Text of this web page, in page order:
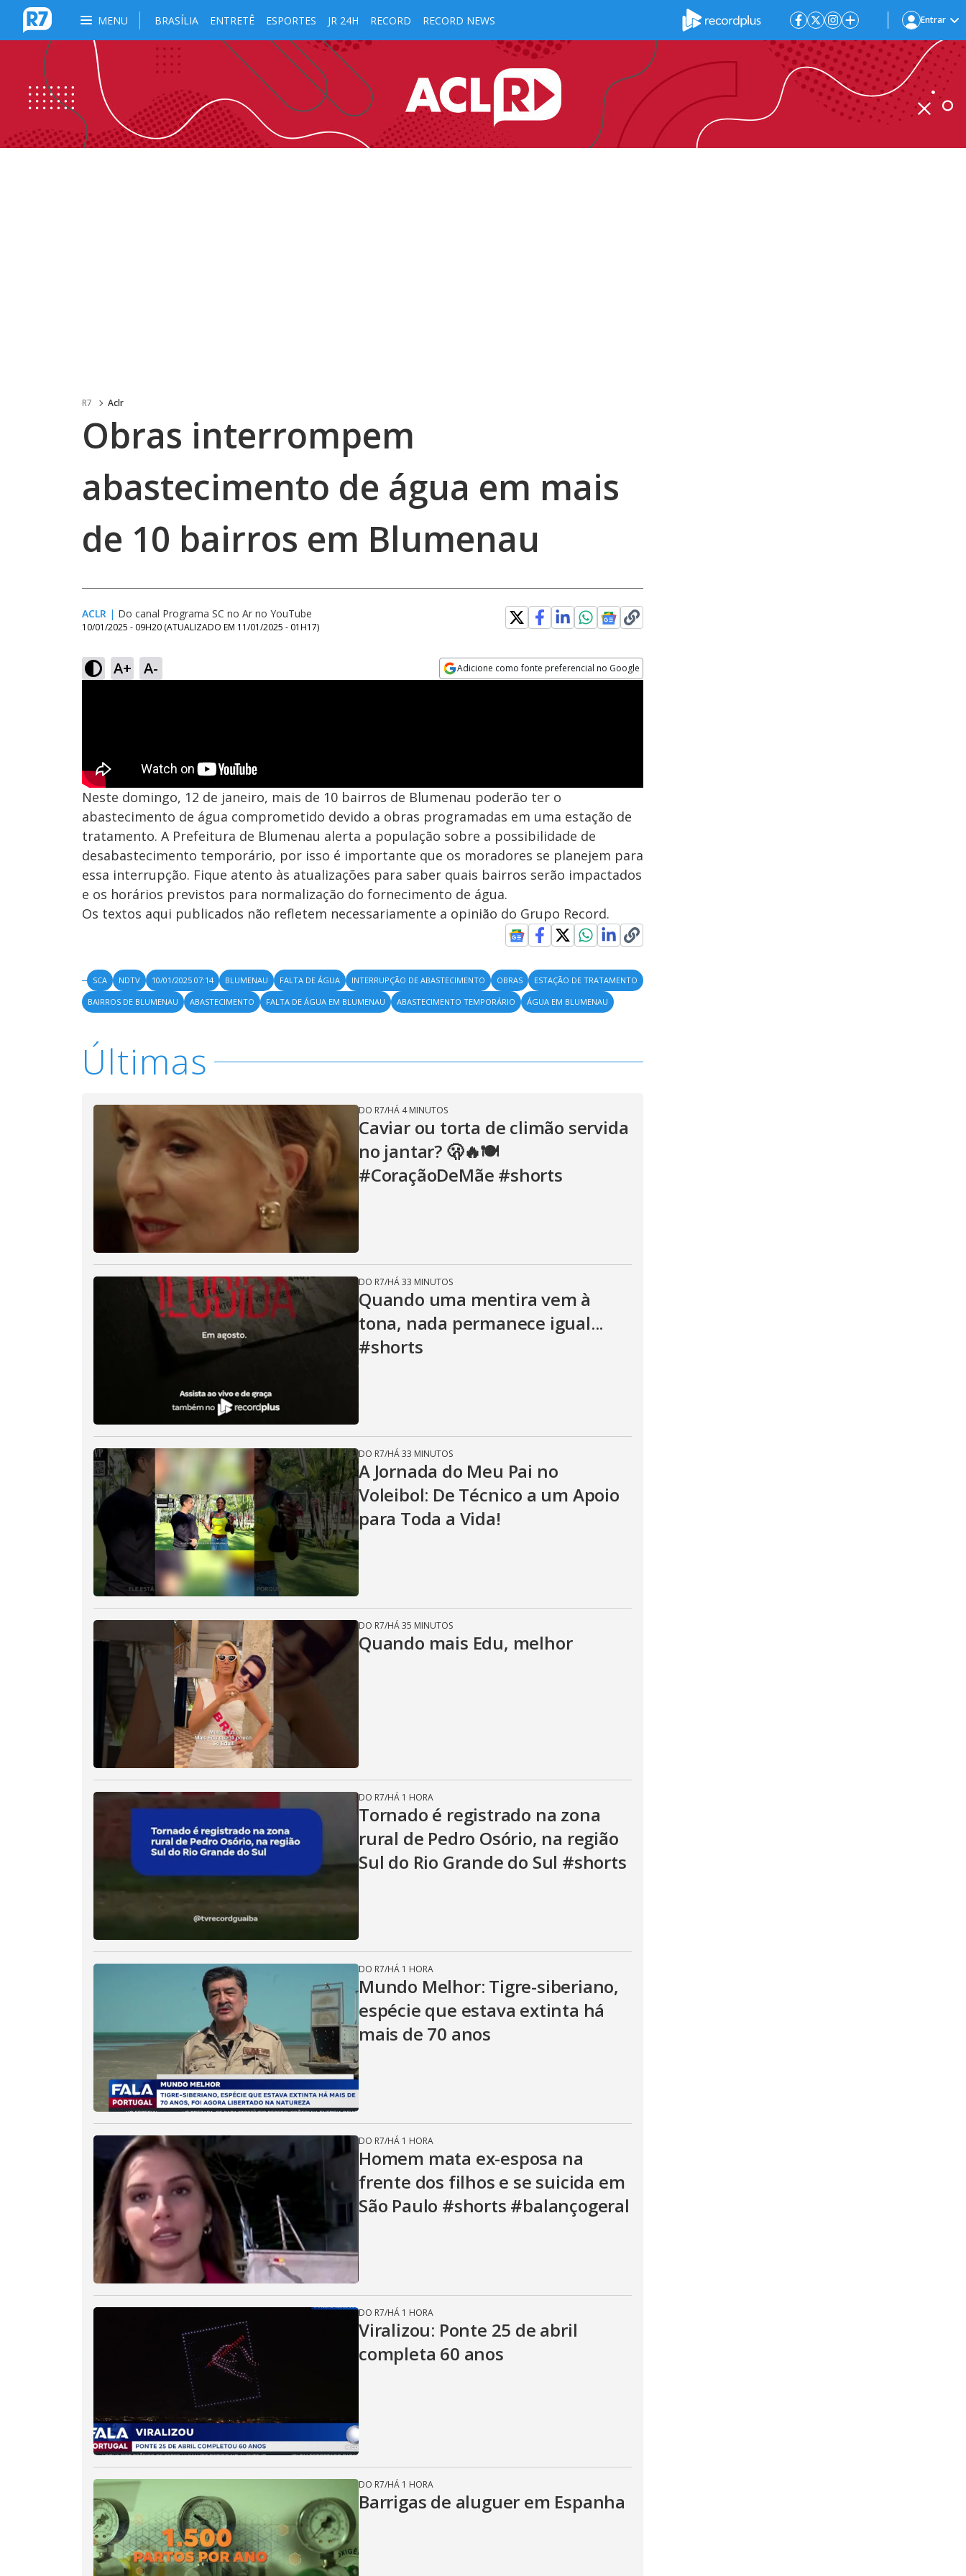
MENU BRASÍLIA ENTRETÊ ESPORTES JR 24H RECORD RECORD NEWS Entrar
R7 Aclr
Obras interrompem
abastecimento de água em mais
de 10 bairros em Blumenau
ACLR | Do canal Programa SC no Ar no YouTube
10/01/2025 - 09H20 (ATUALIZADO EM 11/01/2025 - 01H17)
A+ A- Adicione como fonte preferencial no Google
Neste domingo, 12 de janeiro, mais de 10 bairros de Blumenau poderão ter o
abastecimento de água comprometido devido a obras programadas em uma estação de
tratamento. A Prefeitura de Blumenau alerta a população sobre a possibilidade de
desabastecimento temporário, por isso é importante que os moradores se planejem para
essa interrupção. Fique atento às atualizações para saber quais bairros serão impactados
e os horários previstos para normalização do fornecimento de água.
Os textos aqui publicados não refletem necessariamente a opinião do Grupo Record.
SCA NDTV 10/01/2025 07:14 BLUMENAU FALTA DE ÁGUA INTERRUPÇÃO DE ABASTECIMENTO OBRAS
ESTAÇÃO DE TRATAMENTO
BAIRROS DE BLUMENAU
ABASTECIMENTO FALTA DE ÁGUA EM BLUMENAU ABASTECIMENTO TEMPORÁRIO ÁGUA EM BLUMENAU
Últimas
DO R7/HÁ 4 MINUTOS
Caviar ou torta de climão servida
no jantar? 🫢🔥🍽️
#CoraçãoDeMãe #shorts
DO R7/HÁ 33 MINUTOS
Quando uma mentira vem à
tona, nada permanece igual...
#shorts
DO R7/HÁ 33 MINUTOS
A Jornada do Meu Pai no
Voleibol: De Técnico a um Apoio
para Toda a Vida!
DO R7/HÁ 35 MINUTOS
Quando mais Edu, melhor
DO R7/HÁ 1 HORA
Tornado é registrado na zona
rural de Pedro Osório, na região
Sul do Rio Grande do Sul #shorts
DO R7/HÁ 1 HORA
Mundo Melhor: Tigre-siberiano,
espécie que estava extinta há
mais de 70 anos
DO R7/HÁ 1 HORA
Homem mata ex-esposa na
frente dos filhos e se suicida em
São Paulo #shorts #balançogeral
DO R7/HÁ 1 HORA
Viralizou: Ponte 25 de abril
completa 60 anos
DO R7/HÁ 1 HORA
Barrigas de aluguer em Espanha